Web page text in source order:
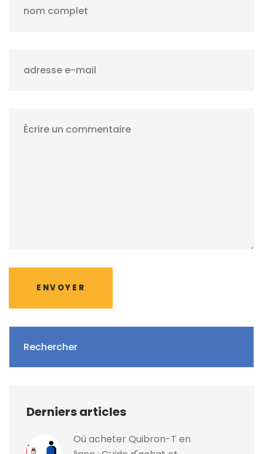
nom complet
adresse e-mail
Écrire un commentaire
ENVOYER
Rechercher
Derniers articles
Où acheter Quibron-T en